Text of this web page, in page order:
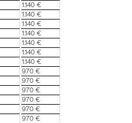
1.140 €
1.140 €
1.140 €
1.140 €
1.140 €
1.140 €
1.140 €
970 €
970 €
970 €
970 €
970 €
970 €